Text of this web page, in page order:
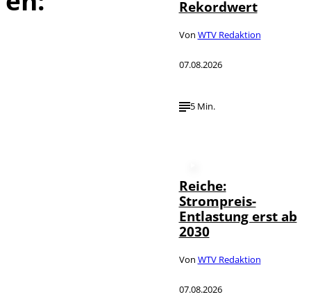
Rekordwert
Von WTV Redaktion
07.08.2026
5 Min.
Reiche:
Strompreis-
Entlastung erst ab
2030
Von WTV Redaktion
07.08.2026